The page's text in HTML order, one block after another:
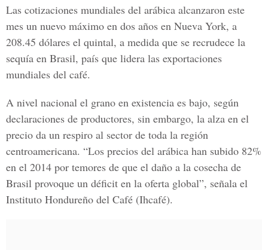
Las cotizaciones mundiales del arábica alcanzaron este
mes un nuevo máximo en dos años en Nueva York, a
208.45 dólares el quintal, a medida que se recrudece la
sequía en Brasil, país que lidera las exportaciones
mundiales del café.
A nivel nacional el grano en existencia es bajo, según
declaraciones de productores, sin embargo, la alza en el
precio da un respiro al sector de toda la región
centroamericana. “Los precios del arábica han subido 82%
en el 2014 por temores de que el daño a la cosecha de
Brasil provoque un déficit en la oferta global”, señala el
Instituto Hondureño del Café (Ihcafé).